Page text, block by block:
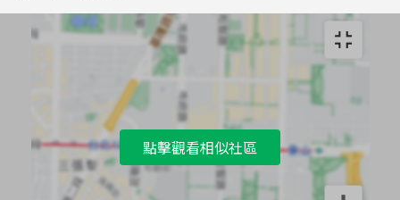
點擊觀看相似社區